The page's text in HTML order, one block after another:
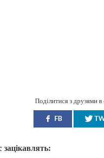
Поділитися з друзями
FB
зацікавлять: